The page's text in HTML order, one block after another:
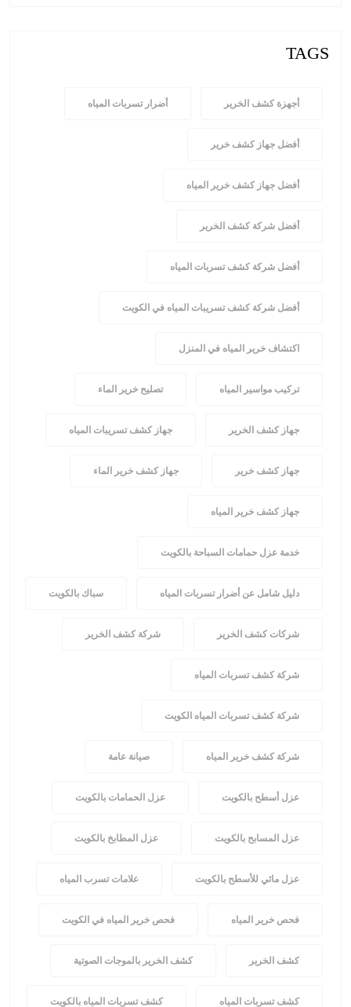
TAGS
أجهزة كشف الخرير أضرار تسربات المياه
أفضل جهاز كشف خرير
أفضل جهاز كشف خرير المياه
أفضل شركة كشف الخرير
أفضل شركة كشف تسربات المياه
أفضل شركة كشف تسريبات المياه في الكويت
اكتشاف خرير المياه في المنزل
تركيب مواسير المياه تصليح خرير الماء
جهاز كشف الخرير جهاز كشف تسريبات المياه
جهاز كشف خرير جهاز كشف خرير الماء
جهاز كشف خرير المياه
خدمة عزل حمامات السباحة بالكويت
دليل شامل عن أضرار تسربات المياه سباك بالكويت
شركات كشف الخرير شركة كشف الخرير
شركة كشف تسربات المياه
شركة كشف تسربات المياه الكويت
شركة كشف خرير المياه صيانة عامة
عزل أسطح بالكويت عزل الحمامات بالكويت
عزل المسابح بالكويت عزل المطابخ بالكويت
عزل مائي للأسطح بالكويت علامات تسرب المياه
فحص خرير المياه فحص خرير المياه في الكويت
كشف الخرير كشف الخرير بالموجات الصوتية
كشف تسربات المياه كشف تسربات المياه بالكويت